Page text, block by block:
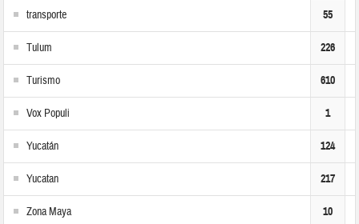
transporte 55
Tulum 226
Turismo 610
Vox Populi 1
Yucatán 124
Yucatan 217
Zona Maya 10